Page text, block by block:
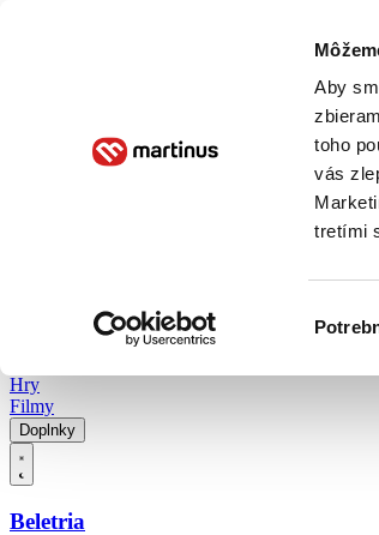
Aby
toho
vás
tretími
súhlasu
Poukážky
Hry
Filmy
Doplnky
Beletria